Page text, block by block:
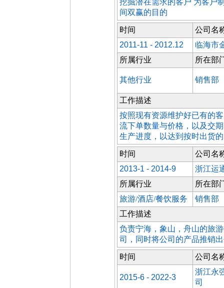
挖掘潜在需求的客户 为客户
间双赢的目的
时间
公司名
2011-11 - 2012.12
临海市
所属行业
所在部
其他行业 销售部
工作描述
按照现有资源维护好已有的
流下单数量与价格，以及交
生产进度，以达到按时出货
时间
公司名
2013-1 - 2014-9
浙江运
所属行业
所在部
旅游/酒店/餐饮服务
销售部
工作描述
负责宁海，象山，舟山的旅
司，同时将公司的产品推销
时间 公司名
2015-6 - 2022-3
浙江永
司